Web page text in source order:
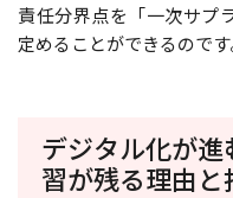
責任分界点を「一次サプ
定めることができるのです
デジタル化が
習が残る理由と